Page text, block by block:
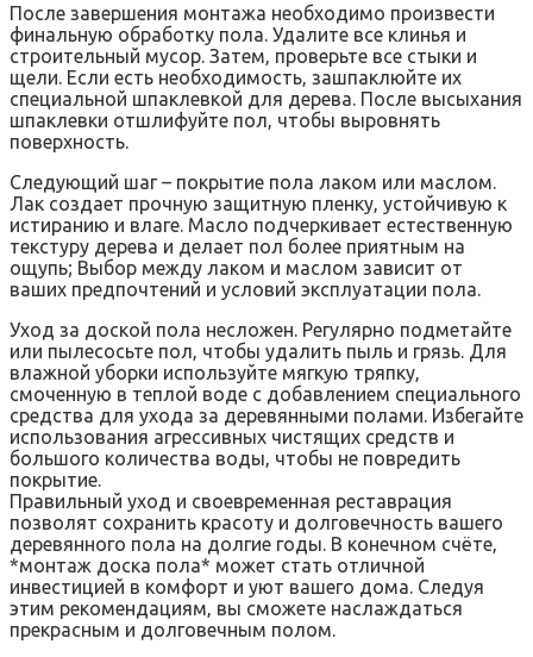
После завершения монтажа необходимо произвести
финальную обработку пола. Удалите все клинья и
строительный мусор. Затем‚ проверьте все стыки и
щели. Если есть необходимость‚ зашпаклюйте их
специальной шпаклевкой для дерева. После высыхания
шпаклевки отшлифуйте пол‚ чтобы выровнять
поверхность.
Следующий шаг – покрытие пола лаком или маслом.
Лак создает прочную защитную пленку‚ устойчивую к
истиранию и влаге. Масло подчеркивает естественную
текстуру дерева и делает пол более приятным на
ощупь; Выбор между лаком и маслом зависит от
ваших предпочтений и условий эксплуатации пола.
Уход за доской пола несложен. Регулярно подметайте
или пылесосьте пол‚ чтобы удалить пыль и грязь. Для
влажной уборки используйте мягкую тряпку‚
смоченную в теплой воде с добавлением специального
средства для ухода за деревянными полами. Избегайте
использования агрессивных чистящих средств и
большого количества воды‚ чтобы не повредить
покрытие.
Правильный уход и своевременная реставрация
позволят сохранить красоту и долговечность вашего
деревянного пола на долгие годы. В конечном счёте‚
*монтаж доска пола* может стать отличной
инвестицией в комфорт и уют вашего дома. Следуя
этим рекомендациям‚ вы сможете наслаждаться
прекрасным и долговечным полом.